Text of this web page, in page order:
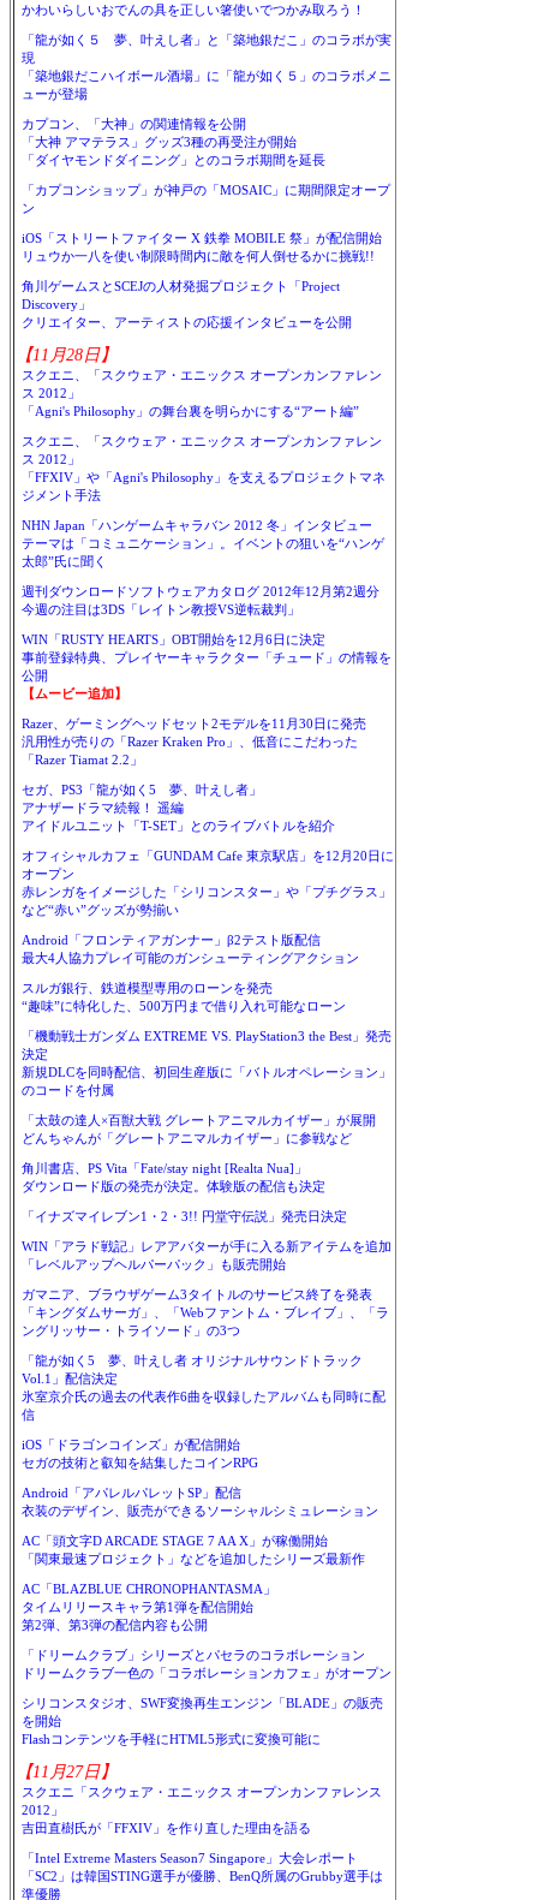
かわいらしいおでんの具を正しい箸使いでつかみ取ろう！
「龍が如く５ 夢、叶えし者」と「築地銀だこ」のコラボが実
現
「築地銀だこハイボール酒場」に「龍が如く５」のコラボメニ
ューが登場
カプコン、「大神」の関連情報を公開
「大神 アマテラス」グッズ3種の再受注が開始
「ダイヤモンドダイニング」とのコラボ期間を延長
「カプコンショップ」が神戸の「MOSAIC」に期間限定オープ
ン
iOS「ストリートファイター X 鉄拳 MOBILE 祭」が配信開始
リュウか一八を使い制限時間内に敵を何人倒せるかに挑戦!!
角川ゲームスとSCEJの人材発掘プロジェクト「Project
Discovery」
クリエイター、アーティストの応援インタビューを公開
【11月28日】
スクエニ、「スクウェア・エニックス オープンカンファレン
ス 2012」
「Agni's Philosophy」の舞台裏を明らかにする“アート編”
スクエニ、「スクウェア・エニックス オープンカンファレン
ス 2012」
「FFXIV」や「Agni's Philosophy」を支えるプロジェクトマネ
ジメント手法
NHN Japan「ハンゲームキャラバン 2012 冬」インタビュー
テーマは「コミュニケーション」。イベントの狙いを“ハンゲ
太郎”氏に聞く
週刊ダウンロードソフトウェアカタログ 2012年12月第2週分
今週の注目は3DS「レイトン教授VS逆転裁判」
WIN「RUSTY HEARTS」OBT開始を12月6日に決定
事前登録特典、プレイヤーキャラクター「チュード」の情報を
公開
【ムービー追加】
Razer、ゲーミングヘッドセット2モデルを11月30日に発売
汎用性が売りの「Razer Kraken Pro」、低音にこだわった
「Razer Tiamat 2.2」
セガ、PS3「龍が如く5 夢、叶えし者」
アナザードラマ続報！ 遥編
アイドルユニット「T-SET」とのライブバトルを紹介
オフィシャルカフェ「GUNDAM Cafe 東京駅店」を12月20日に
オープン
赤レンガをイメージした「シリコンスター」や「プチグラス」
など“赤い”グッズが勢揃い
Android「フロンティアガンナー」β2テスト版配信
最大4人協力プレイ可能のガンシューティングアクション
スルガ銀行、鉄道模型専用のローンを発売
“趣味”に特化した、500万円まで借り入れ可能なローン
「機動戦士ガンダム EXTREME VS. PlayStation3 the Best」発売
決定
新規DLCを同時配信、初回生産版に「バトルオペレーション」
のコードを付属
「太鼓の達人×百獣大戦 グレートアニマルカイザー」が展開
どんちゃんが「グレートアニマルカイザー」に参戦など
角川書店、PS Vita「Fate/stay night [Realta Nua]」
ダウンロード版の発売が決定。体験版の配信も決定
「イナズマイレブン1・2・3!! 円堂守伝説」発売日決定
WIN「アラド戦記」レアアバターが手に入る新アイテムを追加
「レベルアップヘルパーパック」も販売開始
ガマニア、ブラウザゲーム3タイトルのサービス終了を発表
「キングダムサーガ」、「Webファントム・ブレイブ」、「ラ
ングリッサー・トライソード」の3つ
「龍が如く5 夢、叶えし者 オリジナルサウンドトラック
Vol.1」配信決定
氷室京介氏の過去の代表作6曲を収録したアルバムも同時に配
信
iOS「ドラゴンコインズ」が配信開始
セガの技術と叡知を結集したコインRPG
Android「アパレルパレットSP」配信
衣装のデザイン、販売ができるソーシャルシミュレーション
AC「頭文字D ARCADE STAGE 7 AA X」が稼働開始
「関東最速プロジェクト」などを追加したシリーズ最新作
AC「BLAZBLUE CHRONOPHANTASMA」
タイムリリースキャラ第1弾を配信開始
第2弾、第3弾の配信内容も公開
「ドリームクラブ」シリーズとパセラのコラボレーション
ドリームクラブ一色の「コラボレーションカフェ」がオープン
シリコンスタジオ、SWF変換再生エンジン「BLADE」の販売
を開始
Flashコンテンツを手軽にHTML5形式に変換可能に
【11月27日】
スクエニ「スクウェア・エニックス オープンカンファレンス
2012」
吉田直樹氏が「FFXIV」を作り直した理由を語る
「Intel Extreme Masters Season7 Singapore」大会レポート
「SC2」は韓国STING選手が優勝、BenQ所属のGrubby選手は
準優勝